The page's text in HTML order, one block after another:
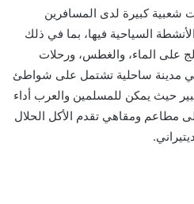
شعبية كبيرة لدى المسافرين
السياحية فيها، بما في ذلك
على الماء، والغطس، ورحلات
مدينة ساحلية تشتمل على شواطئ
حيث يمكن للمسلمين والعرب أداء
مطاعم ومقاهي تقدم الأكل الحلال